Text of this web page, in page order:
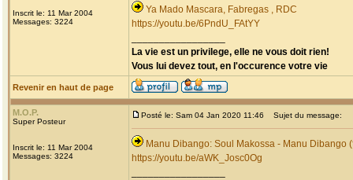
Inscrit le: 11 Mar 2004
Messages: 3224
Ya Mado Mascara, Fabregas , RDC
https://youtu.be/6PndU_FAtYY
La vie est un privilege, elle ne vous doit rien!
Vous lui devez tout, en l'occurence votre vie
Revenir en haut de page
M.O.P.
Super Posteur
Inscrit le: 11 Mar 2004
Messages: 3224
Posté le: Sam 04 Jan 2020 11:46 Sujet du message:
Manu Dibango: Soul Makossa - Manu Dibango
https://youtu.be/aWK_Josc0Og